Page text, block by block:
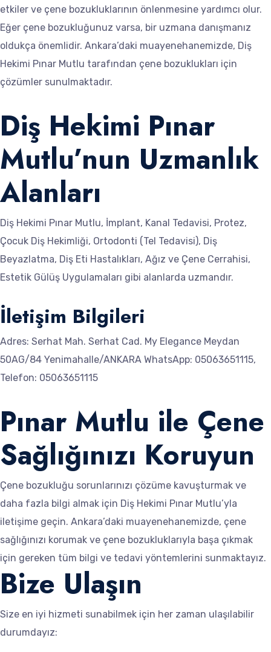
etkiler ve çene bozukluklarının önlenmesine yardımcı olur.
Eğer çene bozukluğunuz varsa, bir uzmana danışmanız
oldukça önemlidir. Ankara’daki muayenehanemizde, Diş
Hekimi Pınar Mutlu tarafından çene bozuklukları için
çözümler sunulmaktadır.
Diş Hekimi Pınar
Mutlu’nun Uzmanlık
Alanları
Diş Hekimi Pınar Mutlu, İmplant, Kanal Tedavisi, Protez,
Çocuk Diş Hekimliği, Ortodonti (Tel Tedavisi), Diş
Beyazlatma, Diş Eti Hastalıkları, Ağız ve Çene Cerrahisi,
Estetik Gülüş Uygulamaları gibi alanlarda uzmandır.
İletişim Bilgileri
Adres: Serhat Mah. Serhat Cad. My Elegance Meydan
50AG/84 Yenimahalle/ANKARA WhatsApp: 05063651115,
Telefon: 05063651115
Pınar Mutlu ile Çene
Sağlığınızı Koruyun
Çene bozukluğu sorunlarınızı çözüme kavuşturmak ve
daha fazla bilgi almak için Diş Hekimi Pınar Mutlu’yla
iletişime geçin. Ankara’daki muayenehanemizde, çene
sağlığınızı korumak ve çene bozukluklarıyla başa çıkmak
için gereken tüm bilgi ve tedavi yöntemlerini sunmaktayız.
Bize Ulaşın
Size en iyi hizmeti sunabilmek için her zaman ulaşılabilir
durumdayız: